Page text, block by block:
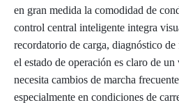
en gran medida la comodidad de
control central inteligente integra
recordatorio de carga, diagnóstico
el estado de operación es claro de
necesita cambios de marcha
especialmente en condiciones de